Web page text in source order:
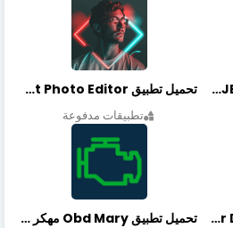
تحميل لعبة PROJECT:OFFROAD مهكرة أخر إصدار تحميل تطبيق NeonArt Photo Editor مهكر أخر إصدار
تطبيقات مدفوعة
تحميل تطبيق OBDeleven Car Diagnostics مهكر أخر إصدار تحميل تطبيق Obd Mary مهكر أخر إصدار